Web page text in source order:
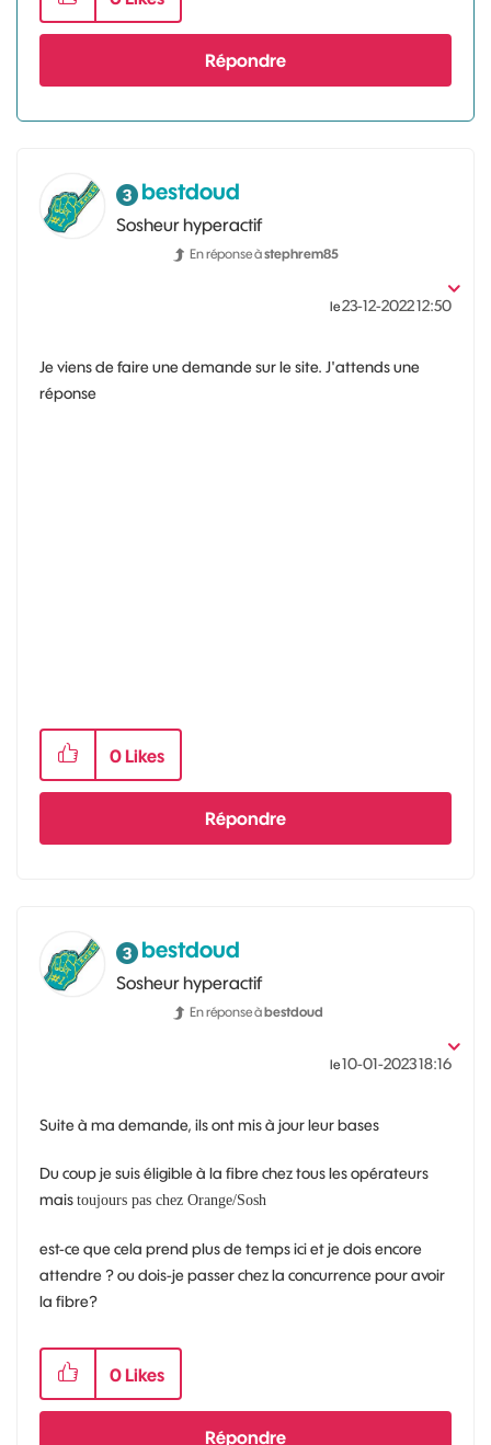
Répondre
bestdoud
Sosheur hyperactif
En réponse àstephrem85
le‎23-12-202212:50
Je viens de faire une demande sur le site. J'attends une
réponse
0 Likes
Répondre
bestdoud
Sosheur hyperactif
En réponse àbestdoud
le‎10-01-202318:16
Suite à ma demande, ils ont mis à jour leur bases
Du coup je suis éligible à la fibre chez tous les opérateurs
mais toujours pas chez Orange/Sosh
est-ce que cela prend plus de temps ici et je dois encore
attendre ? ou dois-je passer chez la concurrence pour avoir
la fibre?
0 Likes
Répondre